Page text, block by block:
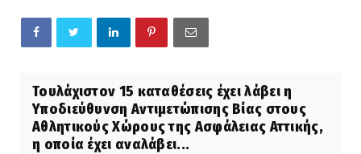
Τουλάχιστον 15 καταθέσεις έχει λάβει η
Υποδιεύθυνση Αντιμετώπισης Βίας στους
Αθλητικούς Χώρους της Ασφάλειας Αττικής,
η οποία έχει αναλάβει...